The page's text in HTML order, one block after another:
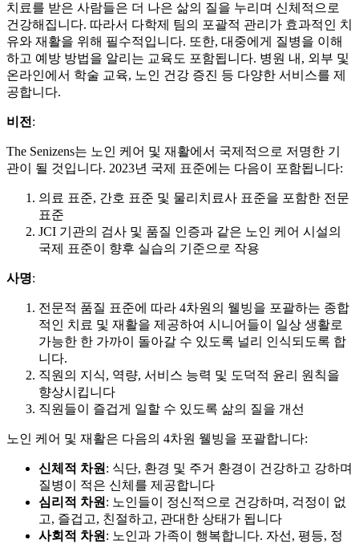
치료를 받은 사람들은 더 나은 삶의 질을 누리며 신체적으로
건강해집니다. 따라서 다학제 팀의 포괄적 관리가 효과적인 치
유와 재활을 위해 필수적입니다. 또한, 대중에게 질병을 이해
하고 예방 방법을 알리는 교육도 포함됩니다. 병원 내, 외부 및
온라인에서 학술 교육, 노인 건강 증진 등 다양한 서비스를 제
공합니다.
비전:
The Senizens는 노인 케어 및 재활에서 국제적으로 저명한 기
관이 될 것입니다. 2023년 국제 표준에는 다음이 포함됩니다:
의료 표준, 간호 표준 및 물리치료사 표준을 포함한 전문
표준
JCI 기관의 검사 및 품질 인증과 같은 노인 케어 시설의
국제 표준이 향후 실습의 기준으로 작용
사명:
전문적 품질 표준에 따라 4차원의 웰빙을 포괄하는 종합
적인 치료 및 재활을 제공하여 시니어들이 일상 생활로
가능한 한 가까이 돌아갈 수 있도록 널리 인식되도록 합
니다.
직원의 지식, 역량, 서비스 능력 및 도덕적 윤리 원칙을
향상시킵니다
직원들이 즐겁게 일할 수 있도록 삶의 질을 개선
노인 케어 및 재활은 다음의 4차원 웰빙을 포괄합니다:
신체적 차원: 식단, 환경 및 주거 환경이 건강하고 강하며
질병이 적은 신체를 제공합니다
심리적 차원: 노인들이 정신적으로 건강하며, 걱정이 없
고, 즐겁고, 친절하고, 관대한 상태가 됩니다
사회적 차원: 노인과 가족이 행복합니다. 자선, 평등, 정